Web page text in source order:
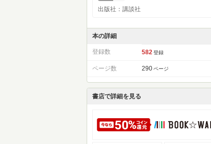
出版社：講談社
本の詳細
登録数 582 登録
ページ数 290 ページ
書店で詳細を見る